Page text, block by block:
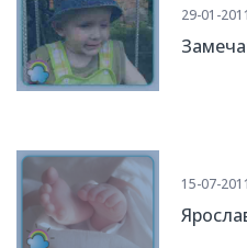
29-01-
15-07-